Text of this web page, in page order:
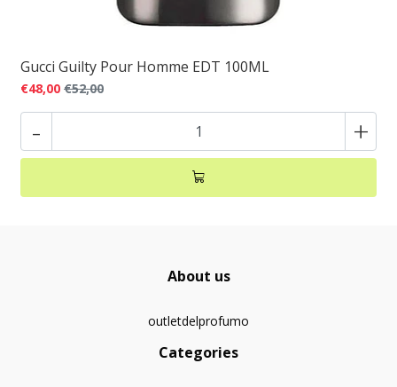
Gucci Guilty Pour Homme EDT 100ML
€48,00 €52,00
- +
About us
outletdelprofumo
Categories